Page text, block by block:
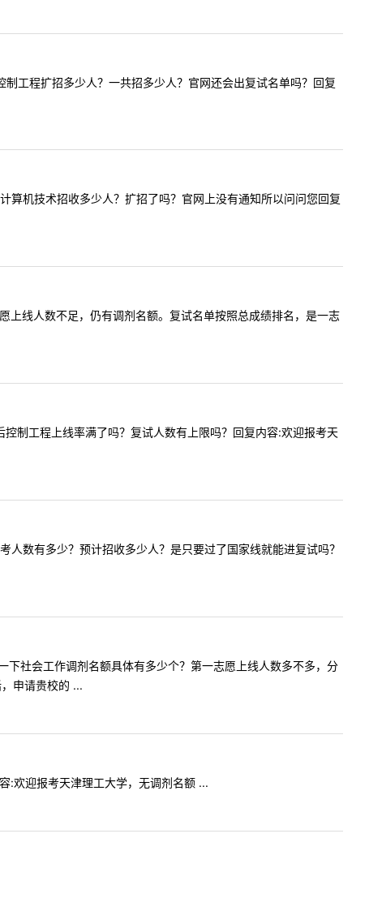
工程扩招多少人？一共招多少人？官网还会出复试名单吗？回复
机技术招收多少人？扩招了吗？官网上没有通知所以问问您回复
线人数不足，仍有调剂名额。复试名单按照总成绩排名，是一志
制工程上线率满了吗？复试人数有上限吗？回复内容:欢迎报考天
数有多少？预计招收多少人？是只要过了国家线就能进复试吗？
社会工作调剂名额具体有多少个？第一志愿上线人数多不多，分
申请贵校的 ...
欢迎报考天津理工大学，无调剂名额 ...